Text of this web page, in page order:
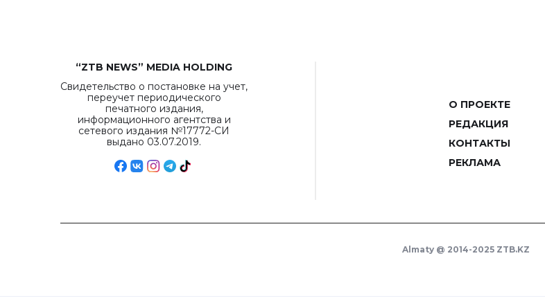
“ZTB NEWS” MEDIA HOLDING
Свидетельство о постановке на учет,
переучет периодического
печатного издания,
информационного агентства и
сетевого издания №17772-СИ
выдано 03.07.2019.
О ПРОЕКТЕ
РЕДАКЦИЯ
КОНТАКТЫ
РЕКЛАМА
Almaty @ 2014-2025 ZTB.KZ